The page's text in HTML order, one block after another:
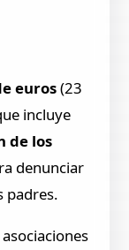
euros(23
incluye
de los
denunciar
padres.